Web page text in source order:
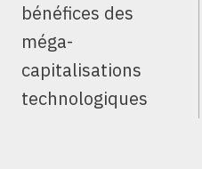
bénéfices des
méga-
capitalisations
technologiques